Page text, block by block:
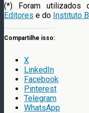
(*) Foram utilizados
Editores e do Instituto
Compartilhe isso:
X
LinkedIn
Facebook
Pinterest
Telegram
WhatsApp